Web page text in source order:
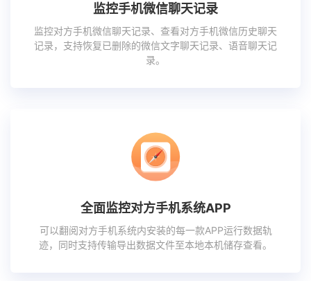
监控手机微信聊天记录
监控对方手机微信聊天记录、查看对方手机微信历史聊天
记录，支持恢复已删除的微信文字聊天记录、语音聊天记
录。
全面监控对方手机系统APP
可以翻阅对方手机系统内安装的每一款APP运行数据轨
迹，同时支持传输导出数据文件至本地本机储存查看。